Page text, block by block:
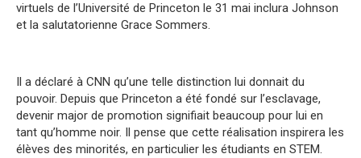
virtuels de l’Université de Princeton le 31 mai inclura Johnson
et la salutatorienne Grace Sommers.
Il a déclaré à CNN qu’une telle distinction lui donnait du
pouvoir. Depuis que Princeton a été fondé sur l’esclavage,
devenir major de promotion signifiait beaucoup pour lui en
tant qu’homme noir. Il pense que cette réalisation inspirera les
élèves des minorités, en particulier les étudiants en STEM.